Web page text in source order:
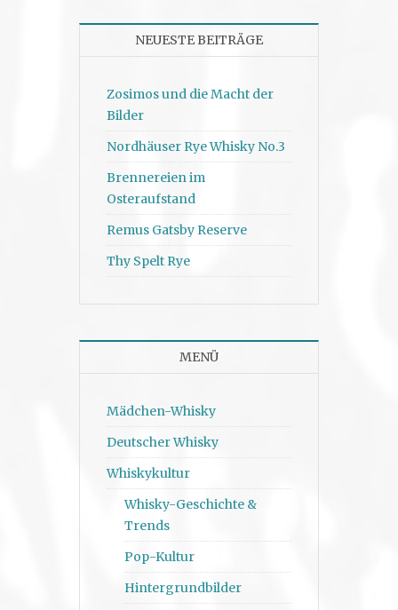
NEUESTE BEITRÄGE
Zosimos und die Macht der
Bilder
Nordhäuser Rye Whisky No.3
Brennereien im
Osteraufstand
Remus Gatsby Reserve
Thy Spelt Rye
MENÜ
Mädchen-Whisky
Deutscher Whisky
Whiskykultur
Whisky-Geschichte &
Trends
Pop-Kultur
Hintergrundbilder